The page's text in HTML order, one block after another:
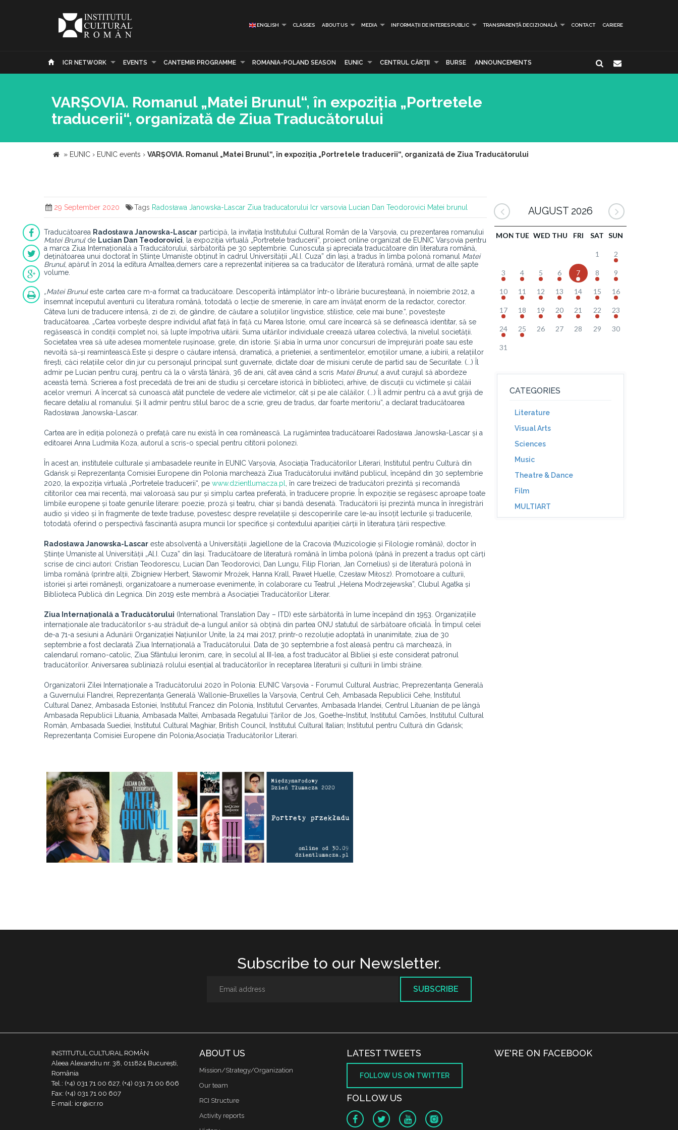
ENGLISH CLASSES ABOUT US MEDIA INFORMAȚII DE INTERES PUBLIC TRANSPARENȚĂ DECIZIONALĂ CONTACT CARIERE
ICR NETWORK EVENTS CANTEMIR PROGRAMME ROMANIA-POLAND SEASON EUNIC CENTRUL CĂRŢII BURSE ANNOUNCEMENTS
VARȘOVIA. Romanul „Matei Brunul“, în expoziția „Portretele
traducerii“, organizată de Ziua Traducătorului
» EUNIC › EUNIC events › VARȘOVIA. Romanul „Matei Brunul“, în expoziția „Portretele traducerii“, organizată de Ziua Traducătorului
29 September 2020 Tags Radosława Janowska-Lascar Ziua traducatorului Icr varsovia Lucian Dan Teodorovici Matei brunul
Traducătoarea Radosława Janowska-Lascar participă, la invitația Institutului Cultural Român de la Varșovia, cu prezentarea romanului
Matei Brunulde Lucian Dan Teodorovici , la expoziția virtuală „Portretele traducerii“, proiect online organizat de EUNIC Varșovia pentru
a marca Ziua Internațională a Traducătorului, sărbătorită pe 30 septembrie. Cunoscuta și apreciata traducătoare din literatura română,
deținătoarea unui doctorat în Științe Umaniste obținut în cadrul Universității „Al.I. Cuza” din Iași, a tradus în limba polonă romanul Matei
Brunul, apărut în 2014 la editura Amaltea,demers care a reprezentat inițierea sa ca traducător de literatură română, urmat de alte șapte
volume.
„Matei Brunuleste cartea care m-a format ca traducătoare. Descoperită întâmplător într-o librărie bucureșteană, în noiembrie 2012, a
însemnat începutul aventurii cu literatura română, totodată o lecție de smerenie, în care am învățat enorm de la redactor, corector.
Câteva luni de traducere intensă, zi de zi, de gândire, de căutare a soluțiilor lingvistice, stilistice, cele mai bune.“, povestește
traducătoarea. „Cartea vorbește despre individul aflat față în față cu Marea Istorie, omul care încearcă să se definească identitar, să se
regăsească în condiții complet noi, să lupte împotriva uitării. Suma uitărilor individuale creează uitarea colectivă, la nivelul societății.
Societatea vrea să uite adesea momentele rușinoase, grele, din istorie. Și abia în urma unor concursuri de împrejurări poate sau este
nevoită să-și reamintească.Este și despre o căutare intensă, dramatică, a prieteniei, a sentimentelor, emoțiilor umane, a iubirii, a relațiilor
firești, căci relațiile celor din jur cu personajul principal sunt guvernate, dictate doar de misiuni cerute de partid sau de Securitate. (...) Îl
admir pe Lucian pentru curaj, pentru că la o vârstă tânără, 36 de ani, cât avea când a scris Matei Brunul, a avut curajul să abordeze
această temă. Scrierea a fost precedată de trei ani de studiu și cercetare istorică în biblioteci, arhive, de discuții cu victimele și călăii
acelor vremuri. A încercat să cunoască atât punctele de vedere ale victimelor, cât și pe ale călăilor. (...) Îl admir pentru că a avut grijă de
fiecare detaliu al romanului. Și îl admir pentru stilul baroc de a scrie, greu de tradus, dar foarte meritoriu“, a declarat traducătoarea
Radosława Janowska-Lascar.
Cartea are în ediția poloneză o prefață care nu există în cea românească. La rugămintea traducătoarei Radosława Janowska-Lascar și a
editoarei Anna Ludmiła Koza, autorul a scris-o special pentru cititorii polonezi.
În acest an, institutele culturale și ambasadele reunite în EUNIC Varșovia, Asociația Traducătorilor Literari, Institutul pentru Cultură din
Gdańsk și Reprezentanța Comisiei Europene din Polonia marchează Ziua Traducătorului invitând publicul, începând din 30 septembrie
2020, la expoziția virtuală „Portretele traducerii“, pe www.dzientlumacza.pl
, în care treizeci de traducători prezintă și recomandă
cititorilor cea mai recentă, mai valoroasă sau pur și simplu cartea preferată, în traducere proprie. În expoziție se regăsesc aproape toate
limbile europene și toate genurile literare: poezie, proză și teatru, chiar și bandă desenată. Traducătorii își prezintă munca în înregistrări
audio și video și în fragmente de texte traduse, povestesc despre revelațiile și descoperirile care le-au însoțit lecturile și traducerile,
totodată oferind o perspectivă fascinantă asupra muncii lor specifice și contextului apariției cărții în literatura țării respective.
Radosława Janowska-Lascar este absolventă a Universității Jagiellone de la Cracovia (Muzicologie și Filologie română), doctor în
Științe Umaniste al Universității „Al.I. Cuza” din Iași. Traducătoare de literatură română în limba polonă (până în prezent a tradus opt cărți
scrise de cinci autori: Cristian Teodorescu, Lucian Dan Teodorovici, Dan Lungu, Filip Florian, Jan Cornelius) și de literatură polonă în
limba română (printre alții, Zbigniew Herbert, Sławomir Mrożek, Hanna Krall, Paweł Huelle, Czesław Miłosz). Promotoare a culturii,
istoriei și artei românești, organizatoare a numeroase evenimente, în colaborare cu Teatrul „Helena Modrzejewska”, Clubul Agatka și
Biblioteca Publică din Legnica. Din 2019 este membră a Asociației Traducătorilor Literar.
Ziua Internațională a Traducătorului (International Translation Day – ITD) este sărbătorită în lume începând din 1953. Organizațiile
internaționale ale traducătorilor s-au străduit de-a lungul anilor să obțină din partea ONU statutul de sărbătoare oficială. În timpul celei
de-a 71-a sesiuni a Adunării Organizației Națiunilor Unite, la 24 mai 2017, printr-o rezoluție adoptată în unanimitate, ziua de 30
septembrie a fost declarată Ziua Internațională a Traducătorului. Data de 30 septembrie a fost aleasă pentru că marchează, în
calendarul romano-catolic, Ziua Sfântului Ieronim, care, în secolul al III-lea, a fost traducător al Bibliei și este considerat patronul
traducătorilor. Aniversarea subliniază rolului esențial al traducătorilor în receptarea literaturii și culturii în limbi străine.
Organizatorii Zilei Internaționale a Traducătorului 2020 în Polonia: EUNIC Varșovia - Forumul Cultural Austriac, Preprezentanța Generală
a Guvernului Flandrei, Reprezentanța Generală Wallonie-Bruxelles la Varșovia, Centrul Ceh, Ambasada Republicii Cehe, Institutul
Cultural Danez, Ambasada Estoniei, Institutul Francez din Polonia, Institutul Cervantes, Ambasada Irlandei, Centrul Lituanian de pe lângă
Ambasada Republicii Lituania, Ambasada Maltei, Ambasada Regatului Țărilor de Jos, Goethe-Institut, Institutul Camões, Institutul Cultural
Român, Ambasada Suediei, Institutul Cultural Maghiar, British Council, Institutul Cultural Italian; Institutul pentru Cultură din Gdańsk;
Reprezentanța Comisiei Europene din Polonia;Asociația Traducătorilor Literari.
AUGUST 2026
MON TUE WED THU FRI SAT SUN
1 2
3 4 5 6 7 8 9
10 11 12 13 14 15 16
17 18 19 20 21 22 23
24 25 26 27 28 29 30
31
CATEGORIES
Literature
Visual Arts
Sciences
Music
Theatre & Dance
Film
MULTIART
Subscribe to our Newsletter.
SUBSCRIBE
INSTITUTUL CULTURAL ROMÂN
Aleea Alexandru nr. 38, 011824 București,
România
Tel.: (+4) 031 71 00 627, (+4) 031 71 00 606
Fax: (+4) 031 71 00 607
E-mail: icr@icr.ro
ABOUT US
Mission/Strategy/Organization
Our team
RCI Structure
Activity reports
LATEST TWEETS
FOLLOW US ON TWITTER
FOLLOW US
WE'RE ON FACEBOOK